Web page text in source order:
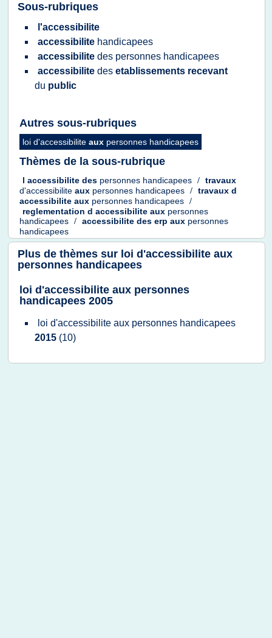
Sous-rubriques
l'accessibilite
accessibilite handicapees
accessibilite des personnes handicapees
accessibilite des etablissements recevant
du public
Autres sous-rubriques
loi d'accessibilite aux personnes handicapees
Thèmes de la sous-rubrique
l accessibilite des personnes handicapees / travaux
d'accessibilite aux personnes handicapees / travaux d
accessibilite aux personnes handicapees /
reglementation d accessibilite aux personnes
handicapees / accessibilite des erp aux personnes
handicapees
Plus de thèmes sur loi d'accessibilite aux
personnes handicapees
loi d'accessibilite aux personnes
handicapees 2005
loi d'accessibilite aux personnes handicapees
2015 (10)